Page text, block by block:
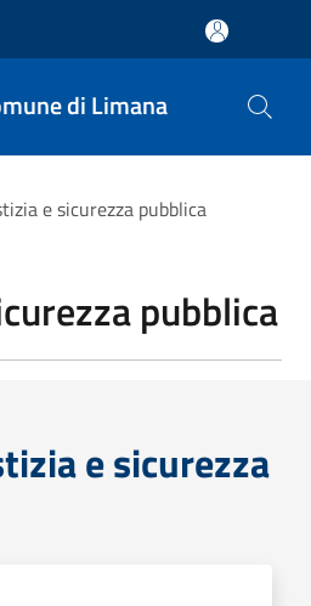
di Limana
e sicurezza pubblica
pubblica
e sicurezza